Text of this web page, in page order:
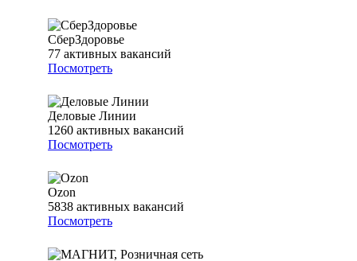
СберЗдоровье
77 активных вакансий
Посмотреть
Деловые Линии
1260 активных вакансий
Посмотреть
Ozon
5838 активных вакансий
Посмотреть